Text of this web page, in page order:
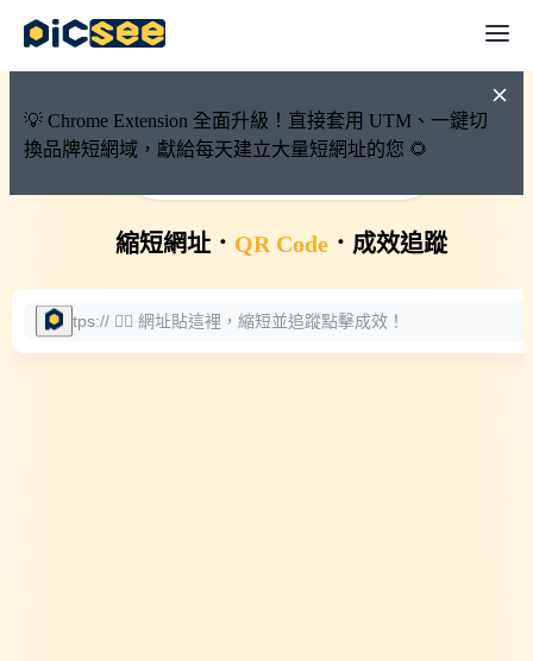
💡 Chrome Extension 全面升級！直接套用 UTM、一鍵切
換品牌短網域，獻給每天建立大量短網址的您 🌻
🚀 PicSee 短網址永久有效
縮短網址． QR Code． 成效追蹤